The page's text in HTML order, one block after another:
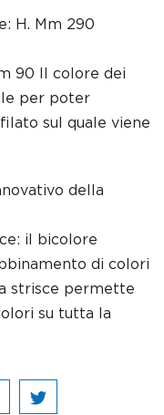
H. Mm 290
90 Il colore dei
per poter
sul quale viene
della
il bicolore
di colori
strisce permette
su tutta la